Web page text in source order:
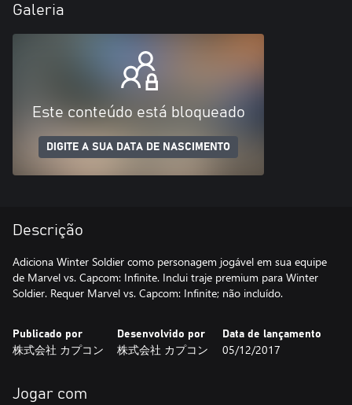
Galeria
Este conteúdo está bloqueado
DIGITE A SUA DATA DE NASCIMENTO
Descrição
Adiciona Winter Soldier como personagem jogável em sua equipe
de Marvel vs. Capcom: Infinite. Inclui traje premium para Winter
Soldier. Requer Marvel vs. Capcom: Infinite; não incluído.
Publicado por
株式会社 カプコン
Desenvolvido por
株式会社 カプコン
Data de lançamento
05/12/2017
Jogar com